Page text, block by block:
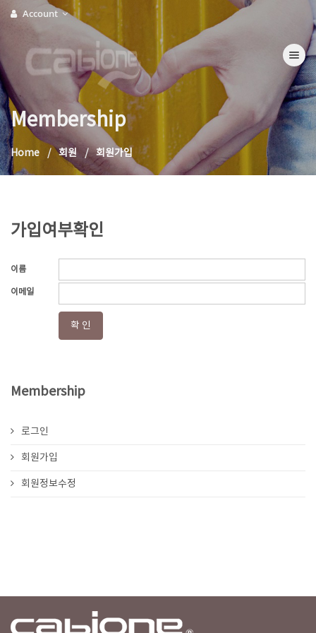
Account
Toggle
Membership
Home 회원 회원가입
가입여부확인
이름
이메일
Membership
로그인
회원가입
회원정보수정